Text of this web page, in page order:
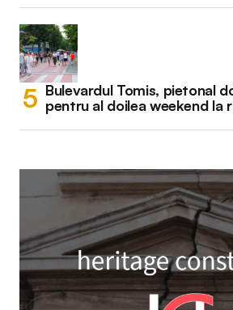
Bulevardul Tomis, pietonal
pentru al doilea weekend la